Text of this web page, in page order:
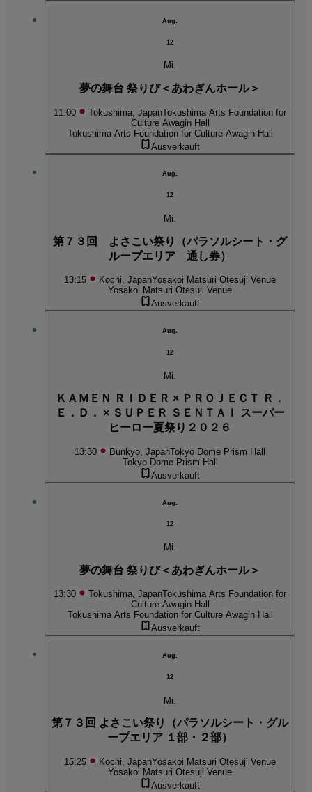
Aug.
12
Mi.
夢の舞台 祭りび＜あわぎんホール＞
11:00 Tokushima, JapanTokushima Arts Foundation for
Culture Awagin Hall
Tokushima Arts Foundation for Culture Awagin Hall
Ausverkauft
Aug.
12
Mi.
第７３回 よさこい祭り（パラソルシート・グ
ループエリア 通し券）
13:15 Kochi, JapanYosakoi Matsuri Otesuji Venue
Yosakoi Matsuri Otesuji Venue
Ausverkauft
Aug.
12
Mi.
ＫＡＭＥＮ ＲＩＤＥＲ × ＰＲＯＪＥＣＴ Ｒ．
Ｅ．Ｄ． × ＳＵＰＥＲ ＳＥＮＴＡＩ スーパー
ヒーロー夏祭り２０２６
13:30 Bunkyo, JapanTokyo Dome Prism Hall
Tokyo Dome Prism Hall
Ausverkauft
Aug.
12
Mi.
夢の舞台 祭りび＜あわぎんホール＞
13:30 Tokushima, JapanTokushima Arts Foundation for
Culture Awagin Hall
Tokushima Arts Foundation for Culture Awagin Hall
Ausverkauft
Aug.
12
Mi.
第７３回 よさこい祭り（パラソルシート・グル
ープエリア １部・２部）
15:25 Kochi, JapanYosakoi Matsuri Otesuji Venue
Yosakoi Matsuri Otesuji Venue
Ausverkauft